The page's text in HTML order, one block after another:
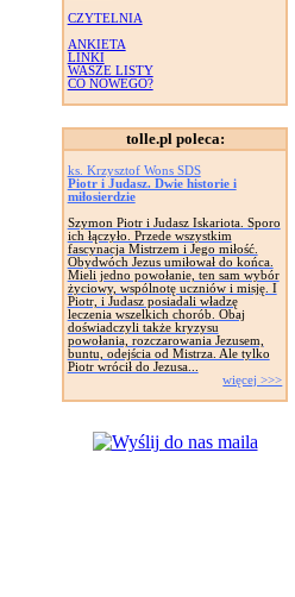
CZYTELNIA
ANKIETA
LINKI
WASZE LISTY
CO NOWEGO?
tolle.pl poleca:
ks. Krzysztof Wons SDS
Piotr i Judasz. Dwie historie i
miłosierdzie
Szymon Piotr i Judasz Iskariota. Sporo
ich łączyło. Przede wszystkim
fascynacja Mistrzem i Jego miłość.
Obydwóch Jezus umiłował do końca.
Mieli jedno powołanie, ten sam wybór
życiowy, wspólnotę uczniów i misję. I
Piotr, i Judasz posiadali władzę
leczenia wszelkich chorób. Obaj
doświadczyli także kryzysu
powołania, rozczarowania Jezusem,
buntu, odejścia od Mistrza. Ale tylko
Piotr wrócił do Jezusa...
więcej >>>